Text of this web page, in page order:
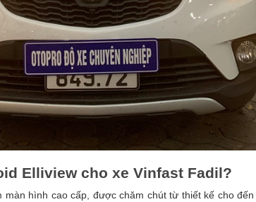
Elliview cho xe Vinfast Fadil?
màn hình cao cấp, được chăm chút từ thiết kế cho